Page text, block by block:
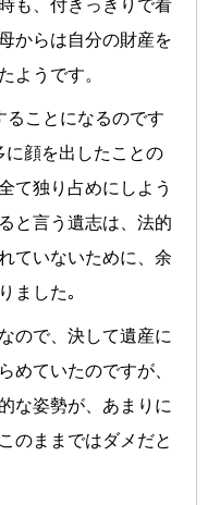
も、付きっきりで看
からは自分の財産を
ようです。
ることになるのです
に顔を出したことの
て独り占めにしよう
と言う遺志は、法的
ていないために、余
ました｡
ので、決して遺産に
めていたのですが、
な姿勢が、あまりに
のままではダメだと